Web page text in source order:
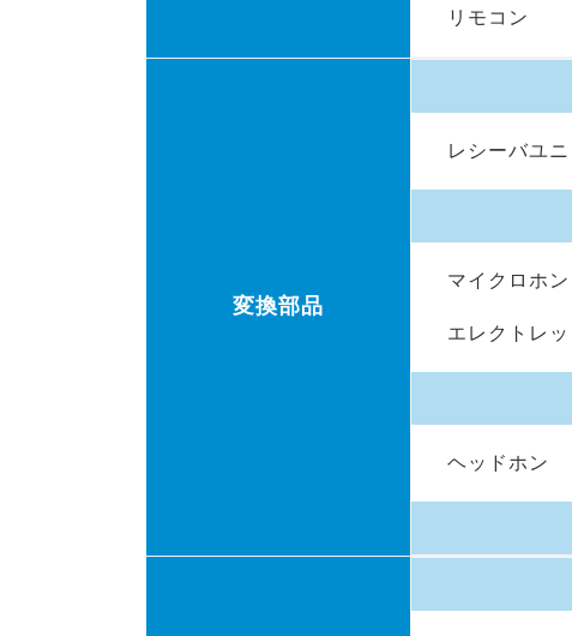
リモコン
変換部品
レシーバユニ
マイクロホン
エレクトレ
ヘッドホン